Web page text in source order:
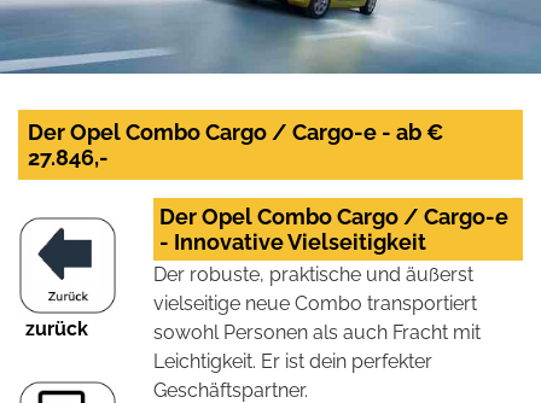
Der Opel Combo Cargo / Cargo-e - ab €
27.846,-
zurück
Der Opel Combo Cargo / Cargo-e
- Innovative Vielseitigkeit
Der robuste, praktische und äußerst
vielseitige neue Combo transportiert
sowohl Personen als auch Fracht mit
Leichtigkeit. Er ist dein perfekter
Geschäftspartner.